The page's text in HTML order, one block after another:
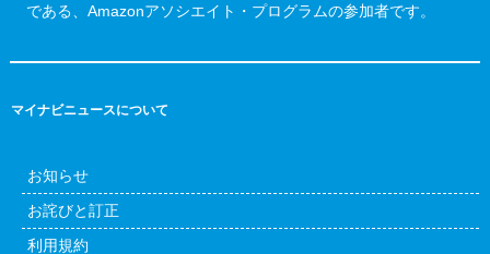
である、Amazonアソシエイト・プログラムの参加者です。
マイナビニュースについて
お知らせ
お詫びと訂正
利用規約